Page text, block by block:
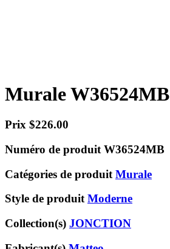
Murale W36524MB
Prix $226.00
Numéro de produit W36524MB
Catégories de produit Murale
Style de produitModerne
Collection(s) JONCTION